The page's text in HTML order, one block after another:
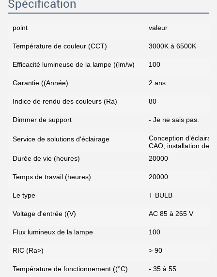
Spécification
point valeur
Température de couleur (CCT) 3000K à 6500K
Efficacité lumineuse de la lampe ((lm/w) 100
Garantie ((Année) 2 ans
Indice de rendu des couleurs (Ra) 80
Dimmer de support - Je ne sais pas.
Service de solutions d'éclairage
Conception
CAO, installation de
Durée de vie (heures)
20000
Temps de travail (heures) 20000
Le type T BULB
Voltage d'entrée ((V) AC 85 à 265 V
Flux lumineux de la lampe 100
RIC (Ra>) > 90
Température de fonctionnement ((°C) - 35 à 55